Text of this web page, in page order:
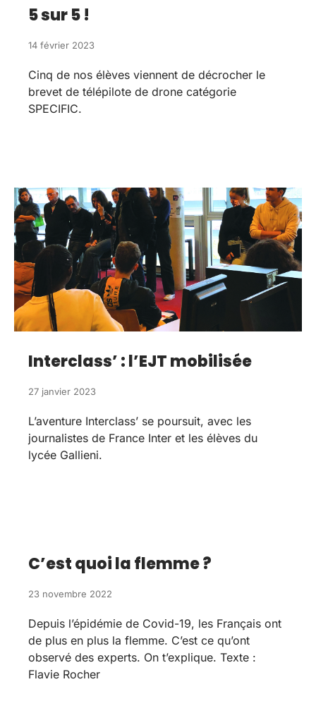
5 sur 5 !
14 février 2023
Cinq de nos élèves viennent de décrocher le
brevet de télépilote de drone catégorie
SPECIFIC.
Interclass’ : l’EJT mobilisée
27 janvier 2023
L’aventure Interclass’ se poursuit, avec les
journalistes de France Inter et les élèves du
lycée Gallieni.
C’est quoi la flemme ?
23 novembre 2022
Depuis l’épidémie de Covid-19, les Français ont
de plus en plus la flemme. C’est ce qu’ont
observé des experts. On t’explique. Texte :
Flavie Rocher